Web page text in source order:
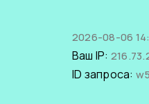
2026-08-06
Ваш IP:
ID запроса: